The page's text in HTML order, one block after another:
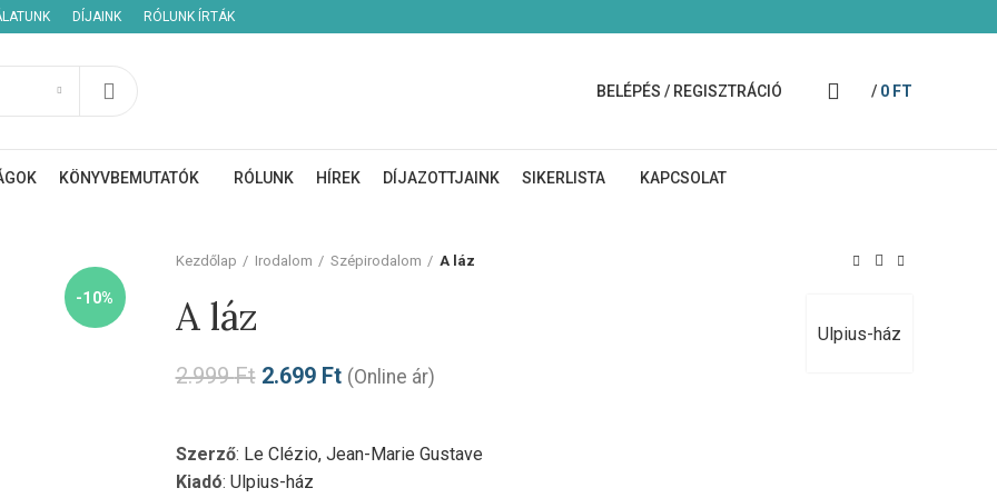
DÍJAINK RÓLUNK ÍRTÁK
BELÉPÉS / REGISZTRÁCIÓ / 0 FT
KÖNYVBEMUTATÓK RÓLUNK HÍREK DÍJAZOTTJAINK SIKERLISTA KAPCSOLAT
-10%
Kezdőlap Irodalom Szépirodalom A láz
Ulpius-ház
A láz
2.999Ft 2.699 Ft (Online ár)
Szerző: Le Clézio, Jean-Marie Gustave
Kiadó: Ulpius-ház